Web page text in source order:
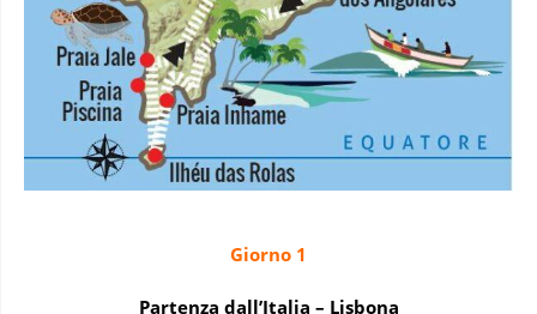
Giorno 1
Partenza dall’Italia – Lisbona